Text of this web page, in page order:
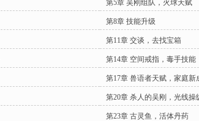
第5章 吴刚组队，火球天赋
第8章 技能升级
第11章 交谈，去找宝箱
第14章 空间戒指，毒手技能
第17章 兽语者天赋，家庭新
第20章 杀人的吴刚，光线操
第23章 古灵鱼，活体丹药